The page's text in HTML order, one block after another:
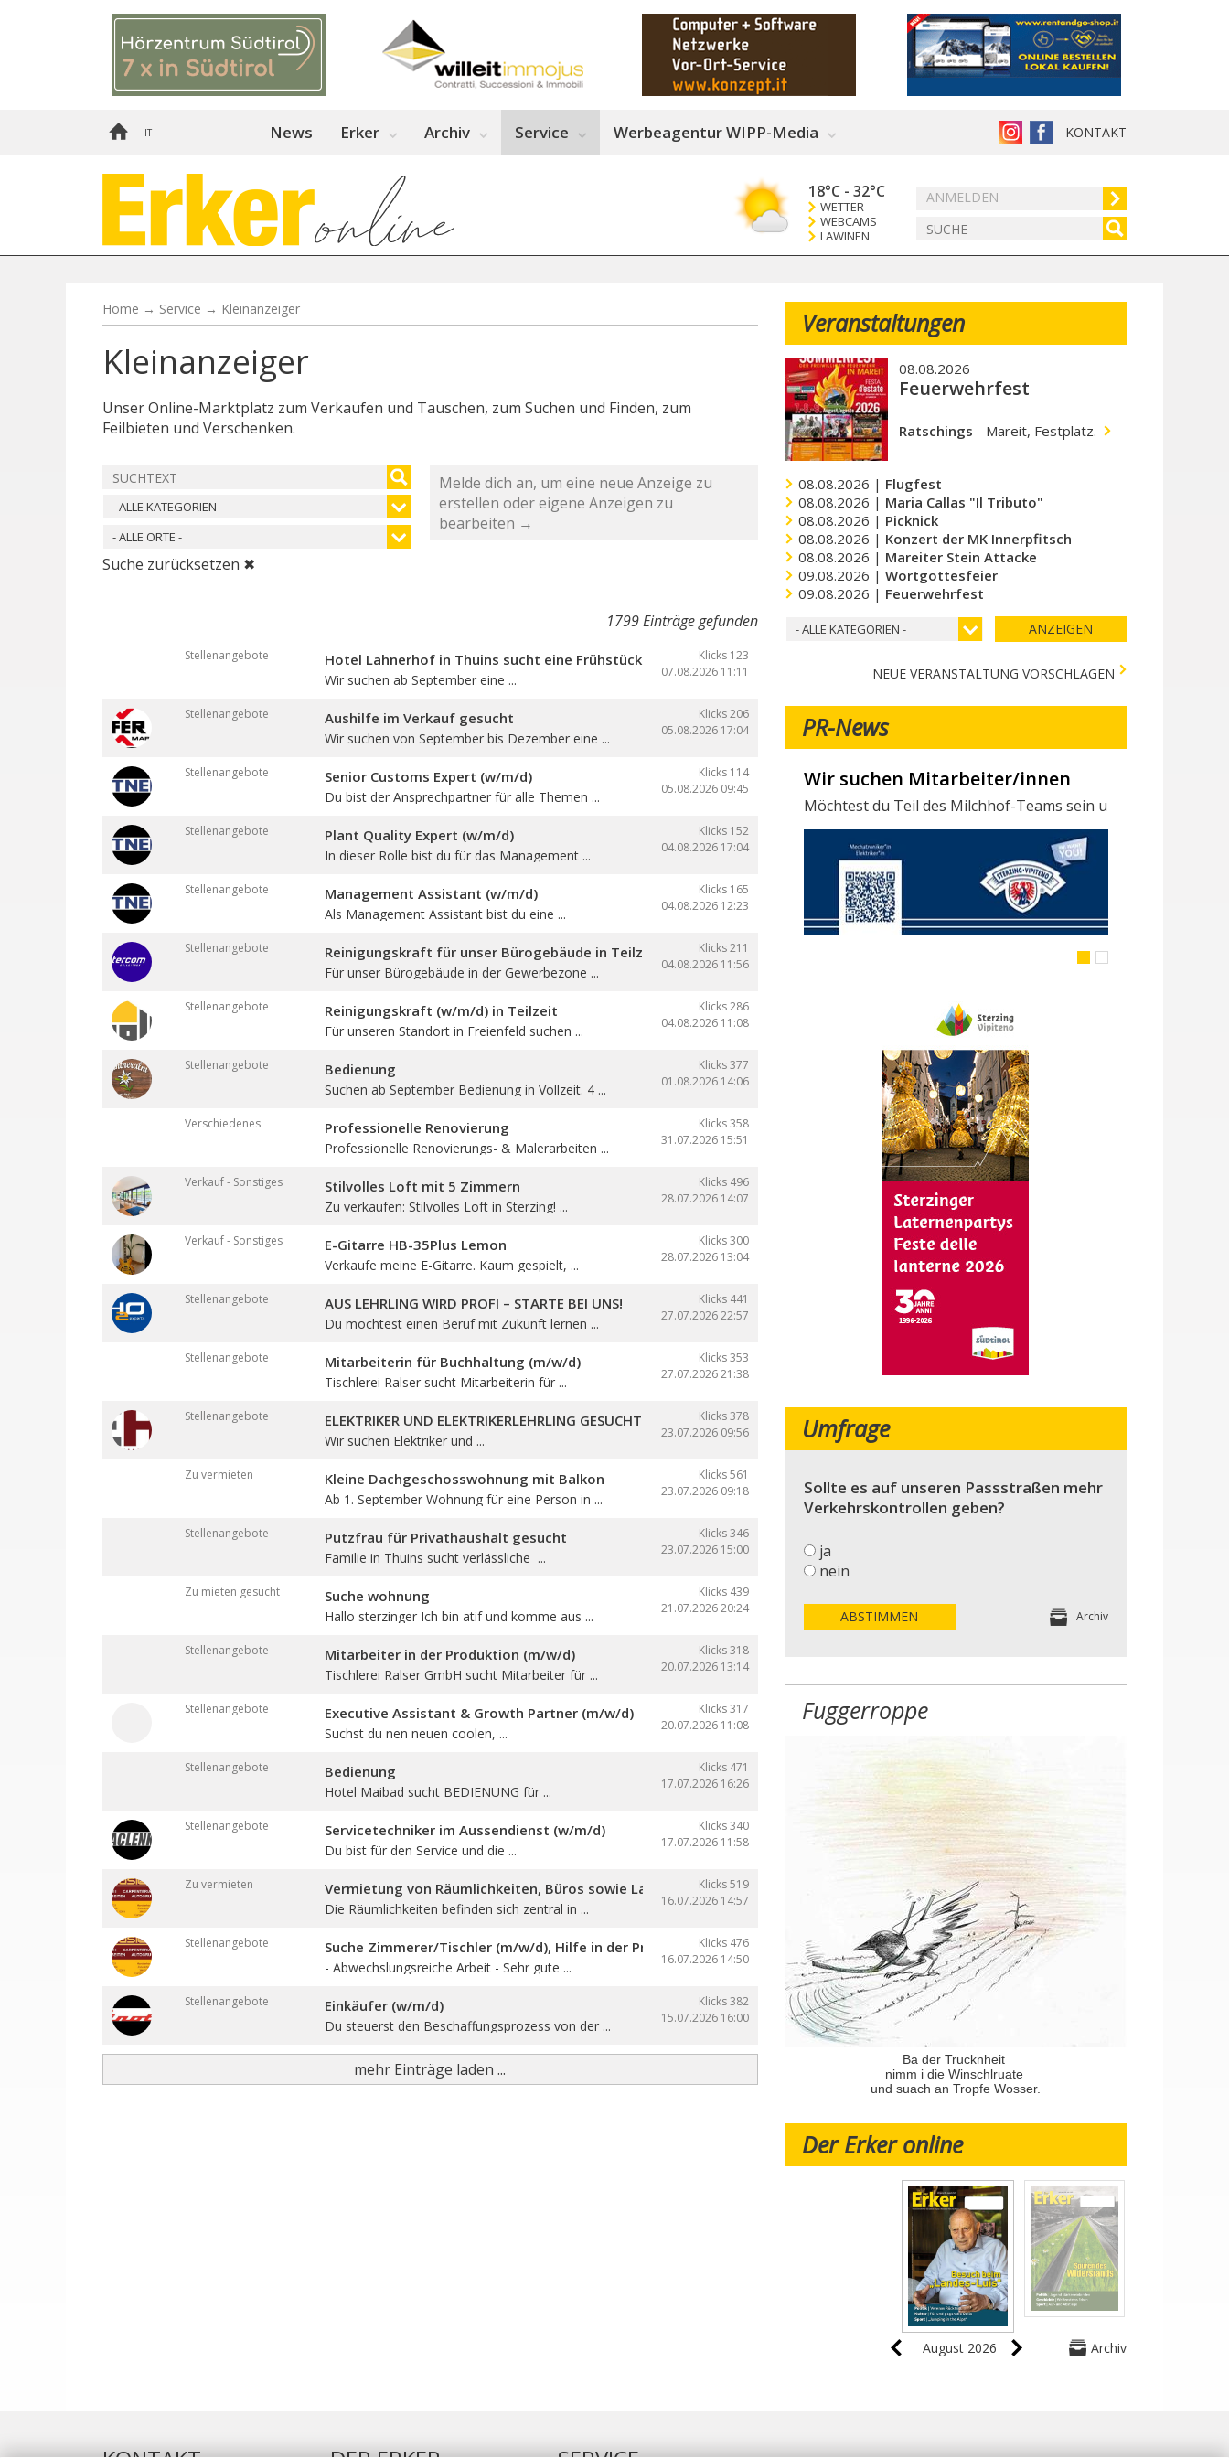
IT KONTAKT
News Erker Archiv Service Werbeagentur WIPP-Media
ANMELDEN
18°C - 32°C
WETTER
WEBCAMS
LAWINEN
Home → Service → Kleinanzeiger
Kleinanzeiger
Unser Online-Marktplatz zum Verkaufen und Tauschen, zum Suchen und Finden, zum
Feilbieten und Verschenken.
- ALLE KATEGORIEN -
- ALLE ORTE -
Suche zurücksetzen ✖
Melde dich an, um eine neue Anzeige zu
erstellen oder eigene Anzeigen zu
bearbeiten →
1799 Einträge gefunden
Stellenangebote
Klicks 123
07.08.2026 11:11
Hotel Lahnerhof in Thuins sucht eine Frühstücksbedienung
Wir suchen ab September eine ...
Stellenangebote
Klicks 206
05.08.2026 17:04
Aushilfe im Verkauf gesucht
Wir suchen von September bis Dezember eine ...
Stellenangebote
Klicks 114
05.08.2026 09:45
Senior Customs Expert (w/m/d)
Du bist der Ansprechpartner für alle Themen ...
Stellenangebote
Klicks 152
04.08.2026 17:04
Plant Quality Expert (w/m/d)
In dieser Rolle bist du für das Management ...
Stellenangebote
Klicks 165
04.08.2026 12:23
Management Assistant (w/m/d)
Als Management Assistant bist du eine ...
Stellenangebote
Klicks 211
04.08.2026 11:56
Reinigungskraft für unser Bürogebäude in Teilzeit
Für unser Bürogebäude in der Gewerbezone ...
Stellenangebote
Klicks 286
04.08.2026 11:08
Reinigungskraft (w/m/d) in Teilzeit
Für unseren Standort in Freienfeld suchen ...
Stellenangebote
Klicks 377
01.08.2026 14:06
Bedienung
Suchen ab September Bedienung in Vollzeit. 4 ...
Verschiedenes
Klicks 358
31.07.2026 15:51
Professionelle Renovierung
Professionelle Renovierungs- & Malerarbeiten ...
Verkauf - Sonstiges
Klicks 496
28.07.2026 14:07
Stilvolles Loft mit 5 Zimmern
Zu verkaufen: Stilvolles Loft in Sterzing! ...
Verkauf - Sonstiges
Klicks 300
28.07.2026 13:04
E-Gitarre HB-35Plus Lemon
Verkaufe meine E-Gitarre. Kaum gespielt, ...
Stellenangebote
Klicks 441
27.07.202622:57
AUS LEHRLING WIRD PROFI – STARTE BEI UNS!
Du möchtest einen Beruf mit Zukunft lernen ...
Stellenangebote
Klicks 353
27.07.202621:38
Mitarbeiterin für Buchhaltung (m/w/d)
Tischlerei Ralser sucht Mitarbeiterin für ...
Stellenangebote
Klicks 378
23.07.2026 09:56
ELEKTRIKER UND ELEKTRIKERLEHRLING GESUCHT
Wir suchen Elektriker und ...
Zu vermieten
Klicks 561
23.07.2026 09:18
Kleine Dachgeschosswohnung mit Balkon
Ab 1. September Wohnung für eine Person in ...
Stellenangebote
Klicks 346
23.07.2026 15:00
Putzfrau für Privathaushalt gesucht
Familie in Thuins sucht verlässliche ...
Zu mieten gesucht
Klicks 439
21.07.202620:24
Suche wohnung
Hallo sterzinger Ich bin atif und komme aus ...
Stellenangebote
Klicks 318
20.07.2026 13:14
Mitarbeiter in der Produktion (m/w/d)
Tischlerei Ralser GmbH sucht Mitarbeiter für ...
Stellenangebote
Klicks 317
20.07.2026 11:08
Executive Assistant & Growth Partner (m/w/d)
Suchst du nen neuen coolen, ...
Stellenangebote
Klicks 471
17.07.2026 16:26
Bedienung
Hotel Maibad sucht BEDIENUNG für ...
Stellenangebote
Klicks 340
17.07.2026 11:58
Servicetechniker im Aussendienst (w/m/d)
Du bist für den Service und die ...
Zu vermieten
Klicks 519
16.07.2026 14:57
Vermietung von Räumlichkeiten, Büros sowie Lager- und Produktionsflächen, Halle mit Lagerplatz
Die Räumlichkeiten befinden sich zentral in ...
Stellenangebote
Klicks 476
16.07.2026 14:50
Suche Zimmerer/Tischler (m/w/d), Hilfe in der Produktion und auf den Baustellen (m/w/d), Hausmeister (m/w/d)
- Abwechslungsreiche Arbeit - Sehr gute ...
Stellenangebote
Klicks 382
15.07.2026 16:00
Einkäufer (w/m/d)
Du steuerst den Beschaffungsprozess von der ...
mehr Einträge laden ...
Veranstaltungen
08.08.2026
Feuerwehrfest
Ratschings - Mareit, Festplatz.
08.08.2026 | Flugfest
08.08.2026 | Maria Callas "Il Tributo"
08.08.2026 | Picknick
08.08.2026 | Konzert der MK Innerpfitsch
08.08.2026 | Mareiter Stein Attacke
09.08.2026 | Wortgottesfeier
09.08.2026 | Feuerwehrfest
- ALLE KATEGORIEN - ANZEIGEN
NEUE VERANSTALTUNG VORSCHLAGEN
PR-News
Verschiedene Tests in der Stadtapotheke -
Folgende Tests stehen in der Stadtapotheke zur Verfügung:
Umfrage
Sollte es auf unseren Passstraßen mehr
Verkehrskontrollen geben?
ja
nein
ABSTIMMEN Archiv
Fuggerroppe
Ba der Trucknheit
nimm i die Winschlruate
und suach an Tropfe Wosser.
Der Erker online
August 2026 Archiv